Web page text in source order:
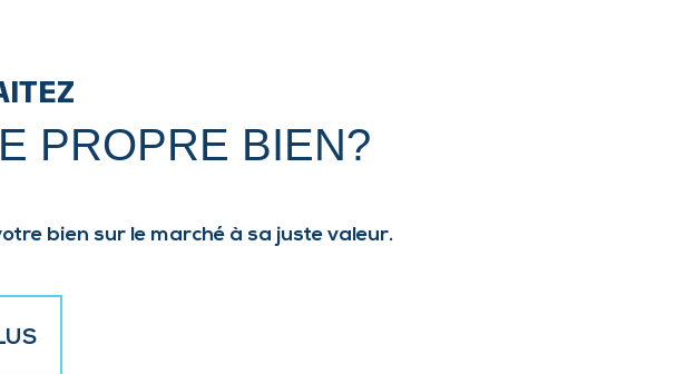
PROPRE BIEN?
bien sur le marché à sa juste valeur.